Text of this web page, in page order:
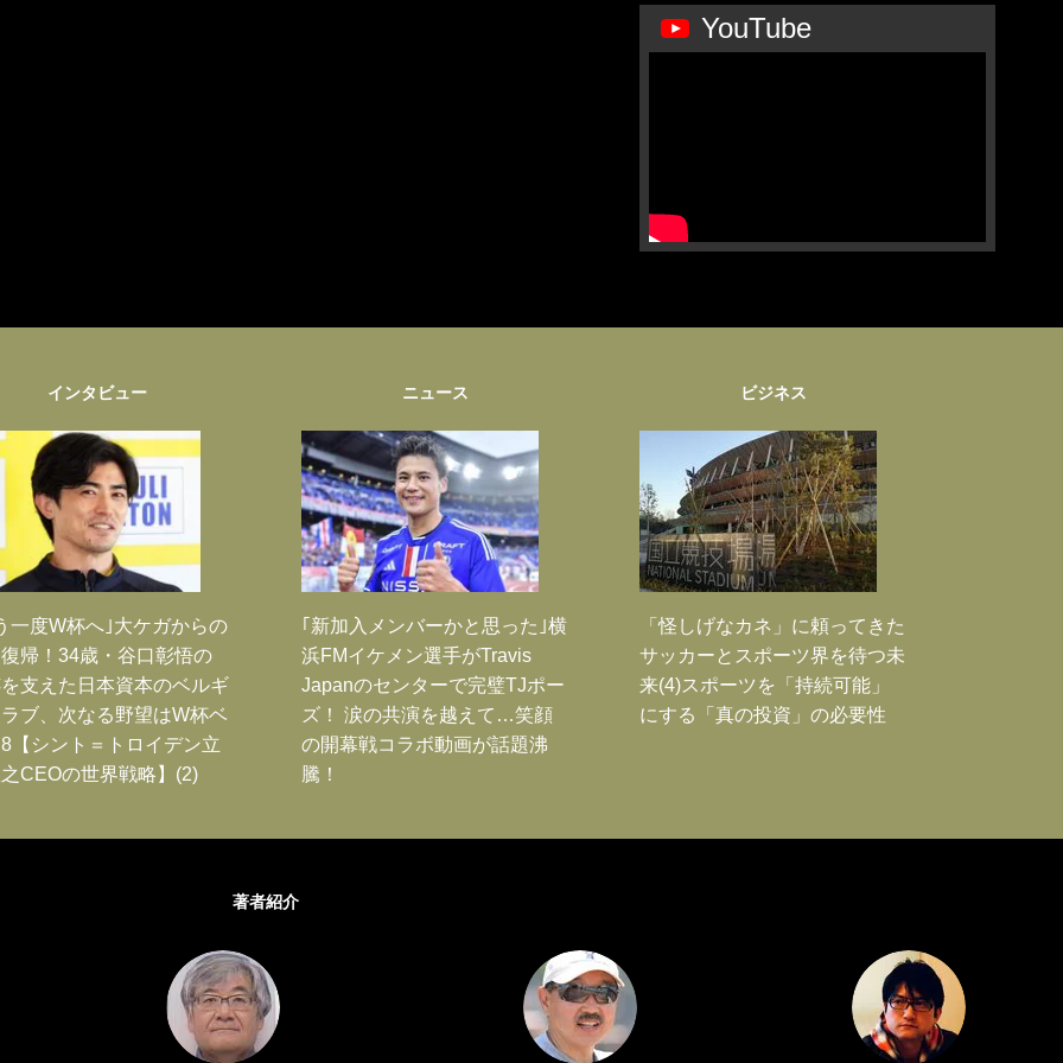
YouTube
インタビュー
一度W杯へ｣大ケガからの
帰！34歳・谷口彰悟の
支えた日本資本のベルギ
ブ、次なる野望はW杯ベ
【シント＝トロイデン立
CEOの世界戦略】(2)
ニュース
｢新加入メンバーかと思った｣横
浜FMイケメン選手がTravis
Japanのセンターで完璧TJポー
ズ！ 涙の共演を越えて…笑顔
の開幕戦コラボ動画が話題沸
騰！
ビジネス
「怪しげなカネ」に頼ってきた
サッカーとスポーツ界を待つ未
来(4)スポーツを「持続可能」
にする「真の投資」の必要性
著者紹介